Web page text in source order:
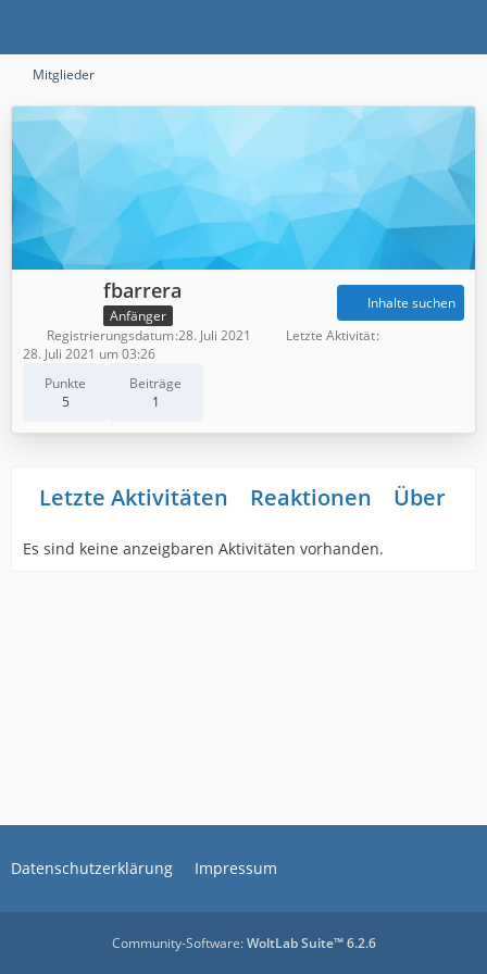
Mitglieder
fbarrera
Anfänger
Punkte
5
Beiträge
1
Inhalte suchen
Registrierungsdatum 28. Juli 2021
Letzte Aktivität
28. Juli 2021 um 03:26
Letzte Aktivitäten Reaktionen Über
Es sind keine anzeigbaren Aktivitäten vorhanden.
Datenschutzerklärung Impressum
Community-Software:WoltLab Suite™ 6.2.6